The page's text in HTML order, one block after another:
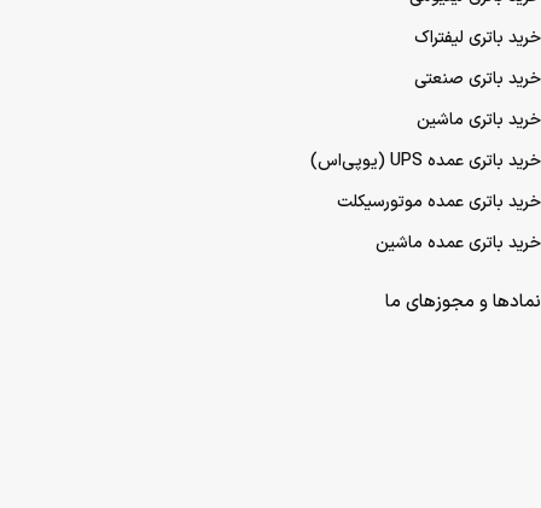
باتری پژو 206
باتری پژو 405
هایما S8
هایما S7
هایما S6
مطالب پربازدید
خرید باتری UPS (یو‌پی‌اس)